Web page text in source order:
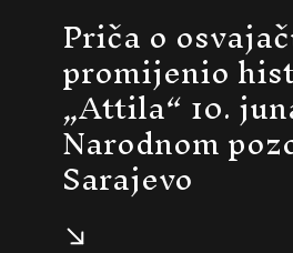
Priča o
promijenio
„Attila“ 10.
Narodnom
Sarajevo